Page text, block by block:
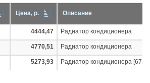
Цена, р. Описание
4444,47 Радиатор кондиционера
4770,51 Радиатор кондиционера
5273,93 Радиатор кондиционера